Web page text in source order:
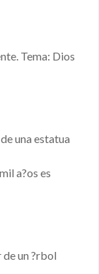
Tema: Dios
una estatua
a?os es
un ?rbol